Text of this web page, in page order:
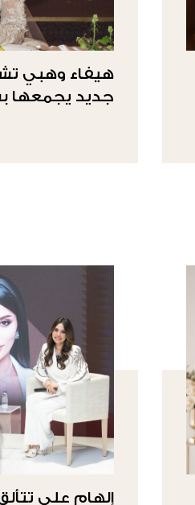
هيفاء وهبي
جديد يجمعها
إلهام علي